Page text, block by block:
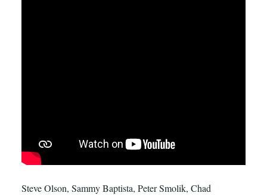
Steve Olson, Sammy Baptista, Peter Smolik, Chad